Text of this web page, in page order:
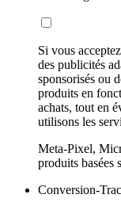
Si vous
des publicités
sponsorisés ou
produits en
achats, tout en
utilisons les
Meta-Pixel,
produits basées
Conversion-